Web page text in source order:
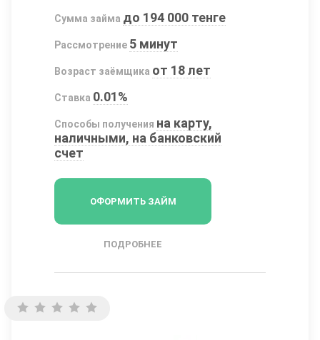
Сумма займа до 194 000 тенге
Рассмотрение 5 минут
Возраст заёмщика от 18 лет
Ставка 0.01%
Способы получения на карту,
наличными, на банковский
счет
ОФОРМИТЬ ЗАЙМ
ПОДРОБНЕЕ